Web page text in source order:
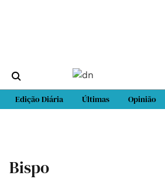
Edição Diária Últimas Opinião
Bispo